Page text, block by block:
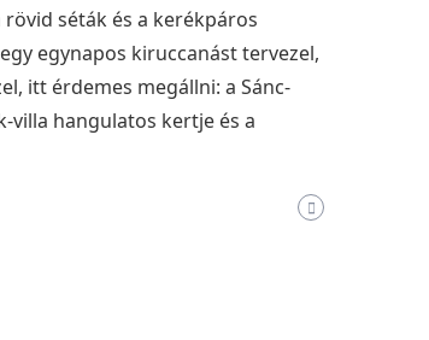
séták és a kerékpáros
egynapos kiruccanást tervezel,
itt érdemes megállni: a Sánc-
villa hangulatos kertje és a